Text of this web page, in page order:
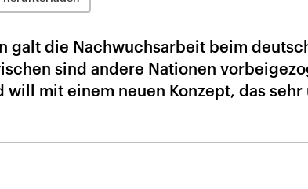
galt die Nachwuchsarbeit beim
sind andere Nationen
mit einem neuen Konzept, das